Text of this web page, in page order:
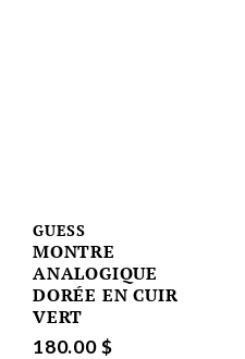
GUESS
MONTRE
ANALOGIQUE
DORÉE EN CUIR
VERT
180.00 $